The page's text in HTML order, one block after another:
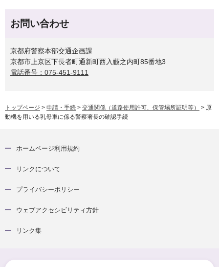
お問い合わせ
京都府警察本部交通企画課
京都市上京区下長者町通新町西入藪之内町85番地3
電話番号：075-451-9111
トップページ > 申請・手続 > 交通関係（道路使用許可、保管場所証明等）
> 原
動機を用いる乳母車に係る警察署長の確認手続
ホームページ利用規約
リンクについて
プライバシーポリシー
ウェブアクセシビリティ方針
リンク集